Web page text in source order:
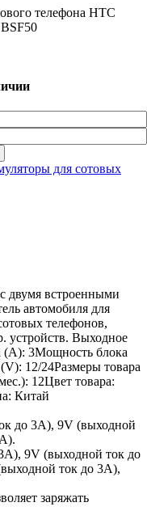
телефона HTC
для сотовых
двумя встроенными
автомобиля для
телефонов,
устройств. Выходное
(A): 3Мощность блока
12/24Размеры товара
12Цвет товара:
Китай
до 3A), 9V (выходной
9V (выходной ток до
ток до 3A),
заряжать